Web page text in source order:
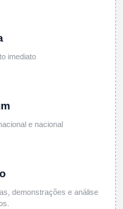
imediato
e nacional
demonstrações e análise